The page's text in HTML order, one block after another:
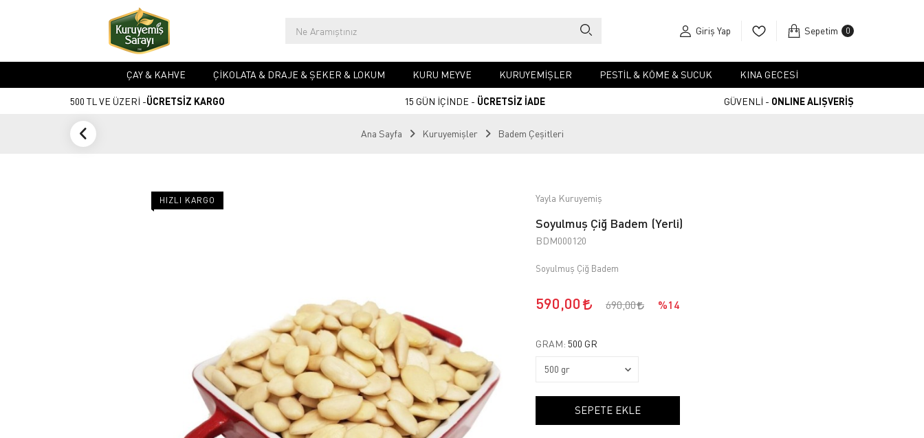
Giriş Yap Sepetim 0
ÇAY & KAHVE ÇIKOLATA & DRAJE & ŞEKER & LOKUM KURU MEYVE KURUYEMIŞLER PESTIL & KÖME & SUCUK KINA GECESI
500 TL VE ÜZERİ -ÜCRETSİZ KARGO 15 GÜN İÇİNDE - ÜCRETSİZ İADE GÜVENLİ - ONLINE ALIŞVERİŞ
Ana Sayfa Kuruyemişler Badem Çeşitleri
HIZLI KARGO Yayla Kuruyemiş
Soyulmuş Çiğ Badem (Yerli)
BDM000120
Soyulmuş Çiğ Badem
590,00 690,00 %14
GRAM: 500 GR
SEPETE EKLE